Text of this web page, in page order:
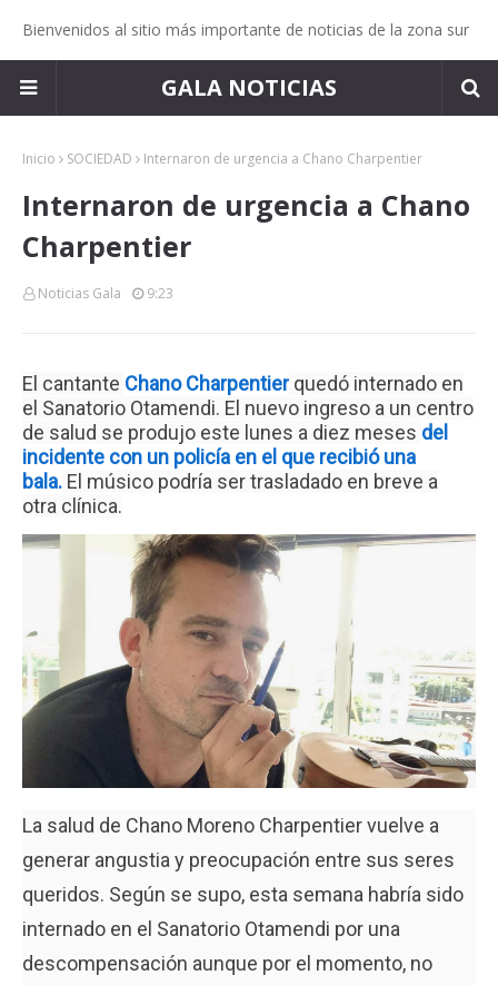
Bienvenidos al sitio más importante de noticias de la zona sur
GALA NOTICIAS
Inicio SOCIEDAD Internaron de urgencia a Chano Charpentier
Internaron de urgencia a Chano
Charpentier
Noticias Gala 9:23
El cantante Chano Charpentier quedó internado en
el Sanatorio Otamendi. El nuevo ingreso a un centro
de salud se produjo este lunes a diez meses del
incidente con un policía en el que recibió una
bala. El músico podría ser trasladado en breve a
otra clínica.
La salud de Chano Moreno Charpentier vuelve a
generar angustia y preocupación entre sus seres
queridos. Según se supo, esta semana habría sido
internado en el Sanatorio Otamendi por una
descompensación aunque por el momento, no